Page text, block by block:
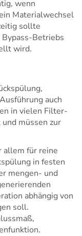
wenn
Materialwechsel
sollte
Betriebs
wird.
auch
in vielen Filter-
müssen zur
allem für reine
in festen
mengen- und
abhängig von
soll.